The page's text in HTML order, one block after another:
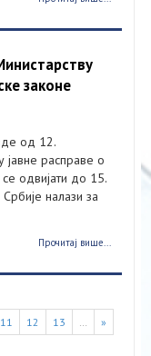
законе
од 12.
расправе о
одвијати до 15.
налази за
Прочитај више...
11 12 13
»